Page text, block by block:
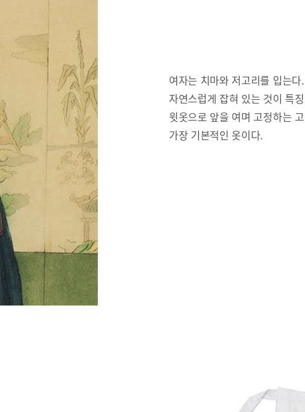
여자는 치마와 저고리를 입는
자연스럽게 잡혀 있는 것이 특
윗옷으로 앞을 여며 고정하는
가장 기본적인 옷이다.